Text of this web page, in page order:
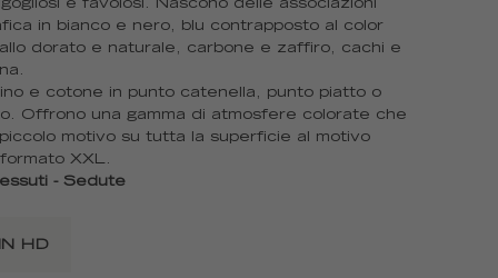
e favolosi. Nascono delle associazioni
in bianco e nero, blu contrapposto al color
dorato e naturale, carbone e zaffiro, cachi e
e cotone in punto catenella, punto piatto o
Offrono una gamma di atmosfere colorate che
motivo su tutta la superficie al motivo
XXL.
- Sedute
HD